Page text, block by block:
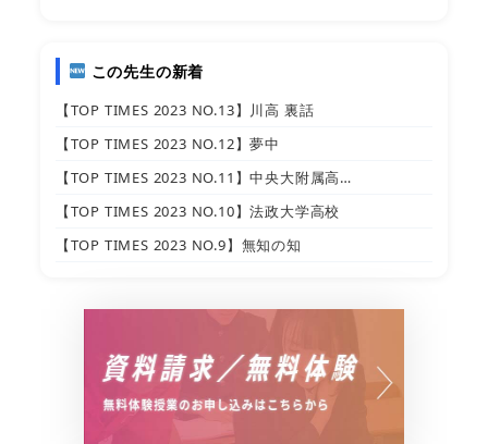
この先生の新着
【TOP TIMES 2023 NO.13】川高 裏話
【TOP TIMES 2023 NO.12】夢中
【TOP TIMES 2023 NO.11】中央大附属高…
【TOP TIMES 2023 NO.10】法政大学高校
【TOP TIMES 2023 NO.9】無知の知